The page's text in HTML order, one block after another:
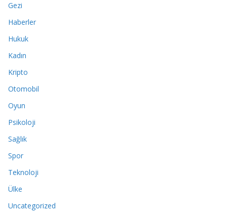
Gezi
Haberler
Hukuk
Kadın
Kripto
Otomobil
Oyun
Psikoloji
Sağlık
Spor
Teknoloji
Ülke
Uncategorized